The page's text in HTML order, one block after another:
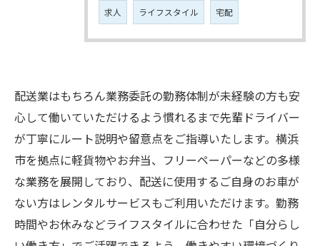
求人 ライフスタイル 宅配
配送業はもちろん業務委託の勤務体制が未経験の方も安
心して働いていただけるよう慣れるまで先輩ドライバー
が丁寧にルート説明や留意点をご指導いたします。横浜
市を拠点に軽貨物やお弁当、フリーペーパーなどの多様
な業務を展開しており、配送に使用するご自身のお車が
ない方はレンタルサービスもご利用いただけます。勤務
時間やお休みなどライフスタイルに合わせた「自分らし